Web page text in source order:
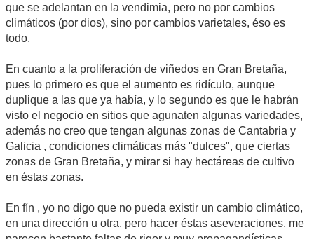
que se adelantan en la vendimia, pero no por cambios
climáticos (por dios), sino por cambios varietales, éso es
todo.
En cuanto a la proliferación de viñedos en Gran Bretaña,
pues lo primero es que el aumento es ridículo, aunque
duplique a las que ya había, y lo segundo es que le habrán
visto el negocio en sitios que agunaten algunas variedades,
además no creo que tengan algunas zonas de Cantabria y
Galicia , condiciones climáticas más "dulces", que ciertas
zonas de Gran Bretaña, y mirar si hay hectáreas de cultivo
en éstas zonas.
En fín , yo no digo que no pueda existir un cambio climático,
en una dirección u otra, pero hacer éstas aseveraciones, me